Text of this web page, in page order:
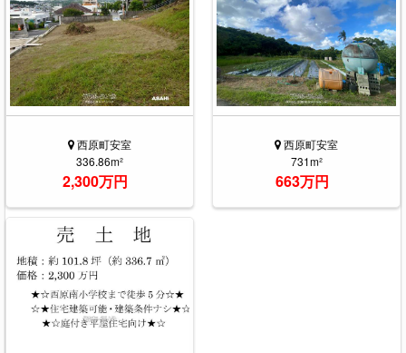
西原町安室
336.86m²
2,300万円
西原町安室
731m²
663万円